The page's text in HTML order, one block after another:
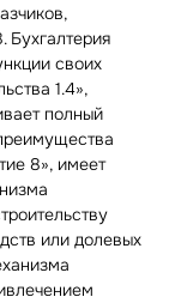
Бухгалтерия
своих
1.4»,
полный
8», имеет
или долевых